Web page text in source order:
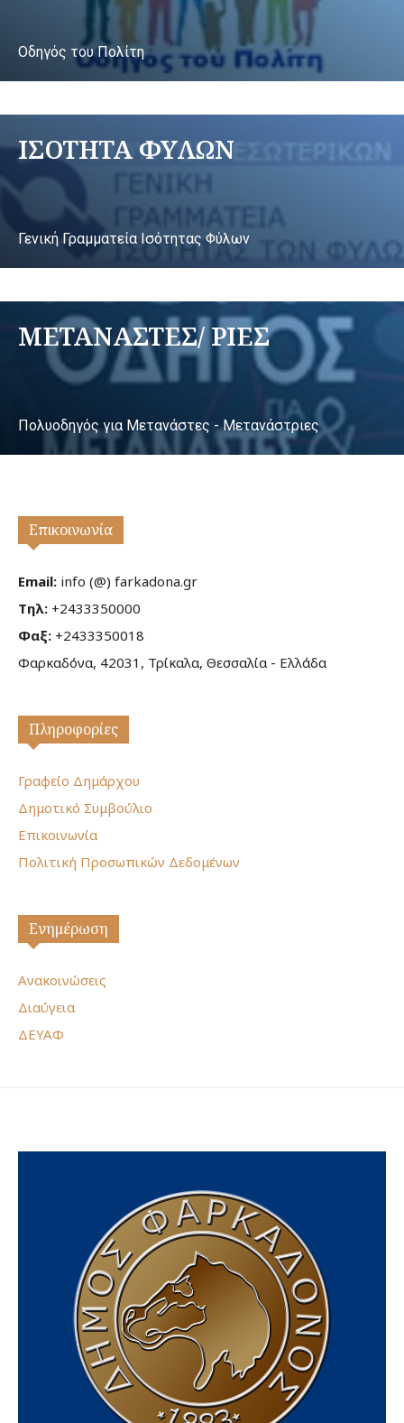
Οδηγός του Πολίτη
ΙΣΟΤΗΤΑ ΦΥΛΩΝ
Γενική Γραμματεία Ισότητας Φύλων
ΜΕΤΑΝΑΣΤΕΣ/ ΡΙΕΣ
Πολυοδηγός για Μετανάστες - Μετανάστριες
Επικοινωνία
Email: info (@) farkadona.gr
Τηλ: +2433350000
Φαξ: +2433350018
Φαρκαδόνα, 42031, Τρίκαλα, Θεσσαλία - Ελλάδα
Πληροφορίες
Γραφείο Δημάρχου
Δημοτικό Συμβούλιο
Επικοινωνία
Πολιτική Προσωπικών Δεδομένων
Ενημέρωση
Ανακοινώσεις
Διαύγεια
ΔΕΥΑΦ